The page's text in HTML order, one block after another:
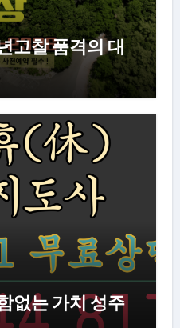
고찰 품격의 대
없는 가치 성주